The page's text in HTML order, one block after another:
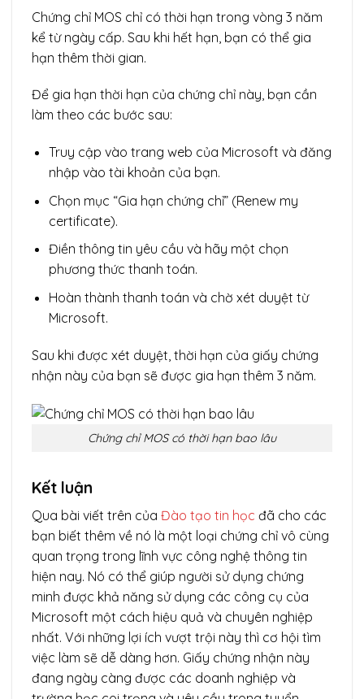
Chứng chỉ MOS chỉ có thời hạn trong vòng 3 năm
kể từ ngày cấp. Sau khi hết hạn, bạn có thể gia
hạn thêm thời gian.
Để gia hạn thời hạn của chứng chỉ này, bạn cần
làm theo các bước sau:
Truy cập vào trang web của Microsoft và đăng
nhập vào tài khoản của bạn.
Chọn mục “Gia hạn chứng chỉ” (Renew my
certificate).
Điền thông tin yêu cầu và hãy một chọn
phương thức thanh toán.
Hoàn thành thanh toán và chờ xét duyệt từ
Microsoft.
Sau khi được xét duyệt, thời hạn của giấy chứng
nhận này của bạn sẽ được gia hạn thêm 3 năm.
Chứng chỉ MOS có thời hạn bao lâu
Kết luận
Qua bài viết trên của Đào tạo tin học đã cho các
bạn biết thêm về nó là một loại chứng chỉ vô cùng
quan trọng trong lĩnh vực công nghệ thông tin
hiện nay. Nó có thể giúp người sử dụng chứng
minh được khả năng sử dụng các công cụ của
Microsoft một cách hiệu quả và chuyên nghiệp
nhất. Với những lợi ích vượt trội này thì cơ hội tìm
việc làm sẽ dễ dàng hơn. Giấy chứng nhận này
đang ngày càng được các doanh nghiệp và